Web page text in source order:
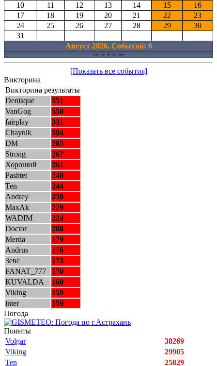
10
11 12 13 14 15
16
17
18 19 20 21 22
23
24
25 26 27 28 29
30
31
Август 2026, Cобытий: 0
<< < • > >>
[Показать все события]
Викторина
Викторина результаты
Denisque
351
VanGog
350
fairplay
331
Chaynik
304
DM
285
Strong
267
Хороший
261
Pashtet
248
Ten
244
Andrey
230
MaxAk
229
WADIM
224
Doctor
208
Merda
179
Andrus
176
Зевс
173
FANAT_777
170
KUVALDA
160
Viking
159
inter
159
Погода
Поинты
Volgar
38269
Viking
29905
Ten
25829